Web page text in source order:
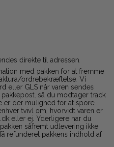
direkte til adressen.
med pakken for at fremme
ordrebekræftelse. Vi
eller GLS når varen sendes
så du modtager track
er der mulighed for at spore
tvivl om, hvorvidt varen er
eller ej. Yderligere har du
såfremt udlevering ikke
refunderet pakkens indhold af